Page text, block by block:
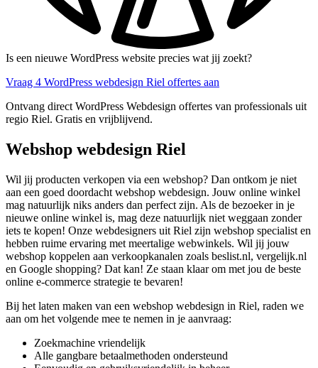
Is een nieuwe WordPress website precies wat jij zoekt?
Vraag 4 WordPress webdesign Riel offertes aan
Ontvang direct WordPress Webdesign offertes van professionals uit
regio Riel. Gratis en vrijblijvend.
Webshop webdesign Riel
Wil jij producten verkopen via een webshop? Dan ontkom je niet
aan een goed doordacht webshop webdesign. Jouw online winkel
mag natuurlijk niks anders dan perfect zijn. Als de bezoeker in je
nieuwe online winkel is, mag deze natuurlijk niet weggaan zonder
iets te kopen! Onze webdesigners uit Riel zijn webshop specialist en
hebben ruime ervaring met meertalige webwinkels. Wil jij jouw
webshop koppelen aan verkoopkanalen zoals beslist.nl, vergelijk.nl
en Google shopping? Dat kan! Ze staan klaar om met jou de beste
online e-commerce strategie te bevaren!
Bij het laten maken van een webshop webdesign in Riel, raden we
aan om het volgende mee te nemen in je aanvraag:
Zoekmachine vriendelijk
Alle gangbare betaalmethoden ondersteund